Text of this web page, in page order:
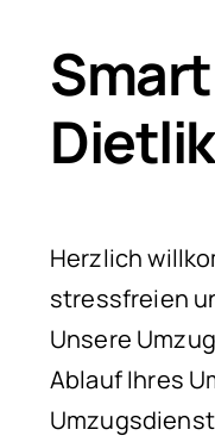
Herzlich
stressfreien
Unsere
Ablauf Ihres